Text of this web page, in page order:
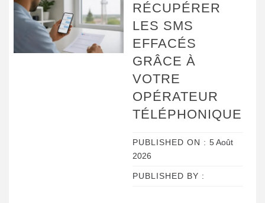
RÉCUPÉRER
LES SMS
EFFACÉS
GRÂCE À
VOTRE
OPÉRATEUR
TÉLÉPHONIQUE
PUBLISHED ON : 5 Août
2026
PUBLISHED BY :